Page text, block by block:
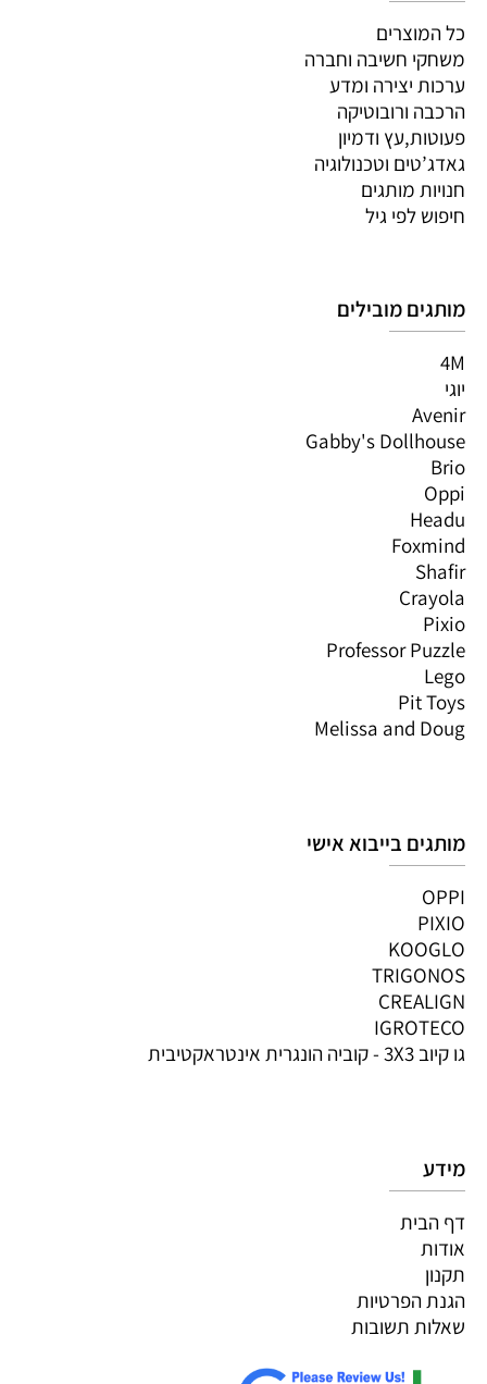
כל המוצרים
משחקי חשיבה וחברה
ערכות יצירה ומדע
הרכבה ורובוטיקה
פעוטות,עץ ודמיון
גאדג’טים וטכנולוגיה
חנויות מותגים
חיפוש לפי גיל
מותגים מובילים
4M
יוגי
Avenir
Gabby's Dollhouse
Brio
Oppi
Headu
Foxmind
Shafir
Crayola
Pixio
Professor Puzzle
Lego
Pit Toys
Melissa and Doug
מותגים בייבוא אישי
OPPI
PIXIO
KOOGLO
TRIGONOS
CREALIGN
IGROTECO
גו קיוב 3X3 - קוביה הונגרית אינטראקטיבית
מידע
דף הבית
אודות
תקנון
הגנת הפרטיות
שאלות תשובות